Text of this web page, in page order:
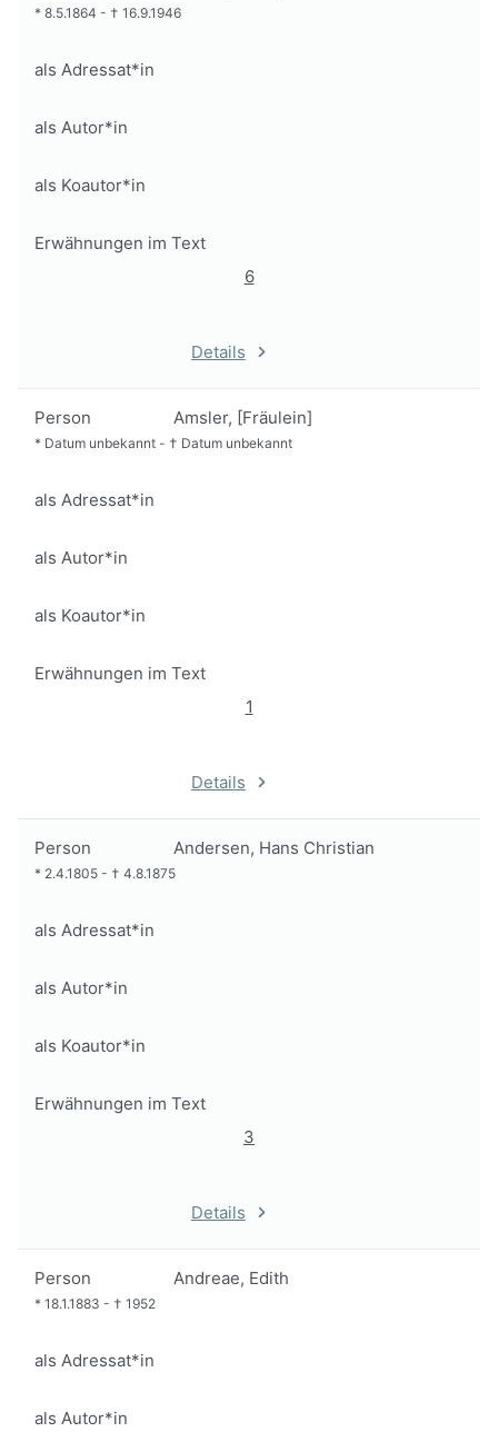
* 8.5.1864 - † 16.9.1946
als Adressat*in
als Autor*in
als Koautor*in
Erwähnungen im Text
6
Details
Person Amsler, [Fräulein]
* Datum unbekannt - † Datum unbekannt
als Adressat*in
als Autor*in
als Koautor*in
Erwähnungen im Text
1
Details
Person Andersen, Hans Christian
* 2.4.1805 - † 4.8.1875
als Adressat*in
als Autor*in
als Koautor*in
Erwähnungen im Text
3
Details
Person Andreae, Edith
* 18.1.1883 - † 1952
als Adressat*in
als Autor*in